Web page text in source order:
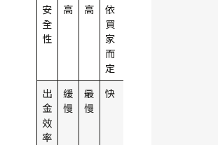
安
全
性
高 高
依
買
家
而
定
出
金
效
率
緩
慢
最
慢
快